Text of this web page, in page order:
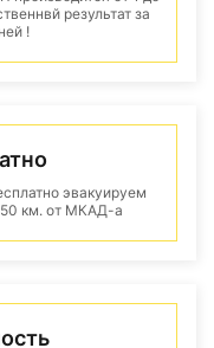
результат за
!
эвакуируем
км. от МКАД-а